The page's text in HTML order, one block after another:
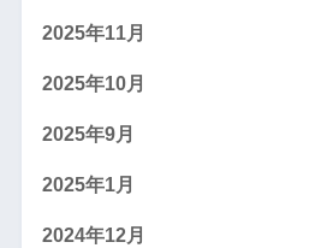
2025年11月
2025年10月
2025年9月
2025年1月
2024年12月